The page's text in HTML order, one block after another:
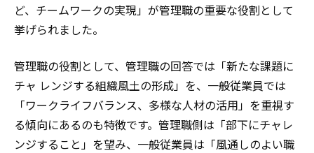
ど、チームワークの実現」が管理職の重要な役割として
挙げられました。
管理職の役割として、管理職の回答では「新たな課題に
チャ レンジする組織風土の形成」を、一般従業員では
「ワークライフバランス、多様な人材の活用」を重視す
る傾向にあるのも特徴です。管理職側は「部下にチャレ
ンジすること」を望み、一般従業員は「風通しのよい職